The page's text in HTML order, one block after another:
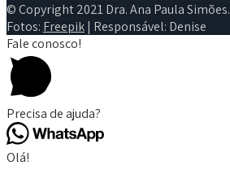
© Copyright 2021 Dra. Ana Paula Simões.
Fotos: Freepik| Responsável: Denise
Fale conosco!
Precisa de ajuda?
Olá!